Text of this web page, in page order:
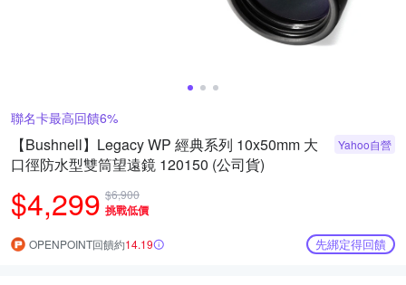
聯名卡最高回饋6%
【Bushnell】Legacy WP 經典系列 10x50mm 大
口徑防水型雙筒望遠鏡 120150 (公司貨)
$4,299 $6,900
挑戰低價
Yahoo自營
OPENPOINT回饋約14.19 先綁定得回饋